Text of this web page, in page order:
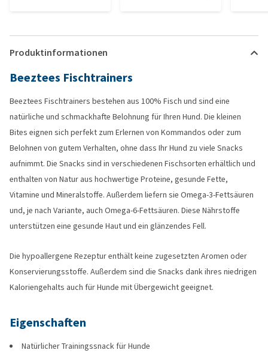
Produktinformationen
Beeztees Fischtrainers
Beeztees Fischtrainers bestehen aus 100% Fisch und sind eine
natürliche und schmackhafte Belohnung für Ihren Hund. Die kleinen
Bites eignen sich perfekt zum Erlernen von Kommandos oder zum
Belohnen von gutem Verhalten, ohne dass Ihr Hund zu viele Snacks
aufnimmt. Die Snacks sind in verschiedenen Fischsorten erhältlich und
enthalten von Natur aus hochwertige Proteine, gesunde Fette,
Vitamine und Mineralstoffe. Außerdem liefern sie Omega-3-Fettsäuren
und, je nach Variante, auch Omega-6-Fettsäuren. Diese Nährstoffe
unterstützen eine gesunde Haut und ein glänzendes Fell.
Die hypoallergene Rezeptur enthält keine zugesetzten Aromen oder
Konservierungsstoffe. Außerdem sind die Snacks dank ihres niedrigen
Kaloriengehalts auch für Hunde mit Übergewicht geeignet.
Eigenschaften
Natürlicher Trainingssnack für Hunde